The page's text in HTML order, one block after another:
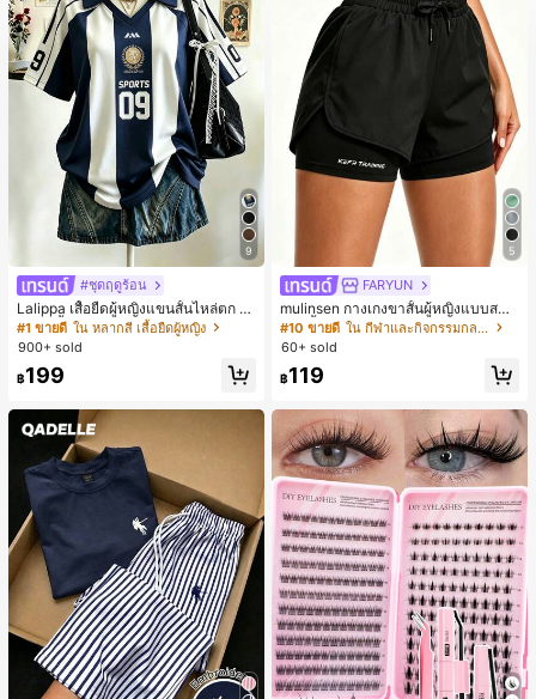
9
#ชุดฤดูร้อน
Lalippa เสื้อยืดผู้หญิงแขนสั้นไหล่ตก ค
อวีปกเสื้อ ลายพิมพ์ดิจิทัลลายทาง สไตล์
สปอร์ตแฟชั่นมินิมอล ของขวัญสำหรับเ
พื่อน
#1 ขายดี ใน หลากสี เสื้อยืดผู้หญิง
900+ sold
฿199
5
FARYUN
mulinsen กางเกงขาสั้นผู้หญิงแบบสบา
ยๆ สีพื้น หลวม อเนกประสงค์ กางเกงขา
สั้นกีฬา 2-In-1 สำหรับวิ่ง ฟิตเนส และก
ารฝึกซ้อมกีฬาในฤดูร้อน
#10 ขายดี
ใน กีฬาและกิจกรรมกลางแจ้ง
60+ sold
฿119